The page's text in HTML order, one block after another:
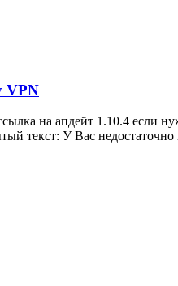
VPN
на апдейт 1.10.4 если
текст: У Вас недостаточно